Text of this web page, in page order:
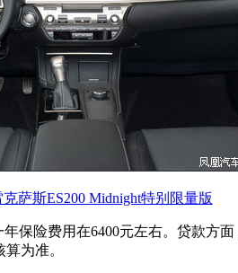
克萨斯ES200 Midnight特别限量版
保险费用在6400元左右。贷款方
为准。